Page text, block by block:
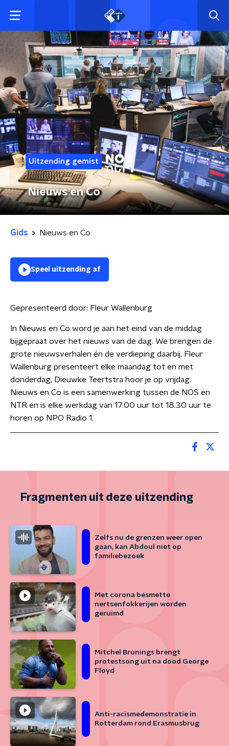
Uitzending gemist
Nieuws en Co
Gids Nieuws en Co
Speel uitzending af
Gepresenteerd door: Fleur Wallenburg
In Nieuws en Co word je aan het eind van de middag
bijgepraat over het nieuws van de dag. We brengen de
grote nieuwsverhalen én de verdieping daarbij. Fleur
Wallenburg presenteert elke maandag tot en met
donderdag, Dieuwke Teertstra hoor je op vrijdag.
Nieuws en Co is een samenwerking tussen de NOS en
NTR en is elke werkdag van 17.00 uur tot 18.30 uur te
horen op NPO Radio 1.
Fragmenten uit deze uitzending
Zelfs nu de grenzen weer open
gaan, kan Abdoul niet op
familiebezoek
Met corona besmette
nertsenfokkerijen worden
geruimd
Mitchel Brunings brengt
protestsong uit na dood George
Floyd
Anti-racismedemonstratie in
Rotterdam rond Erasmusbrug